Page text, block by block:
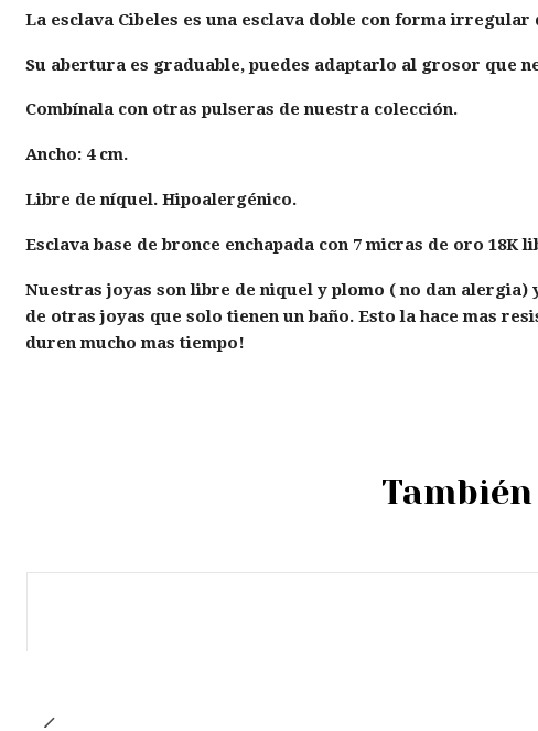
La esclava Cibeles es una esclava doble con forma
Su abertura es graduable, puedes adaptarlo al grosor que
Combínala con otras pulseras de nuestra colección.
Ancho: 4 cm.
Libre de níquel. Hipoalergénico.
Esclava base de bronce enchapada con 7 micras de oro 18K
Nuestras joyas son libre de niquel y plomo ( no dan
de otras joyas que solo tienen un baño. Esto la hace mas
duren mucho mas tiempo!